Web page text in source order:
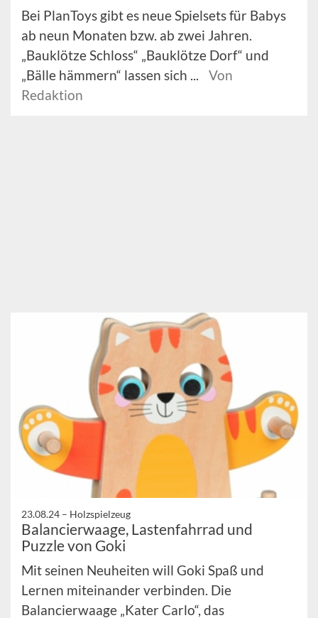
Bei PlanToys gibt es neue Spielsets für Babys
ab neun Monaten bzw. ab zwei Jahren.
„Bauklötze Schloss“ „Bauklötze Dorf“ und
„Bälle hämmern“ lassen sich ...
Von
Redaktion
23.08.24 – Holzspielzeug
Balancierwaage, Lastenfahrrad und
Puzzle von Goki
Mit seinen Neuheiten will Goki Spaß und
Lernen miteinander verbinden. Die
Balancierwaage „Kater Carlo“, das